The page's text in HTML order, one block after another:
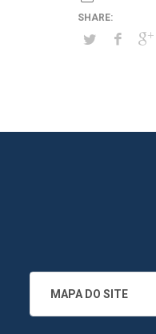
MAPA DO SITE